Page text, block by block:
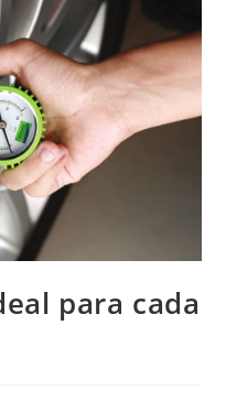
para cada